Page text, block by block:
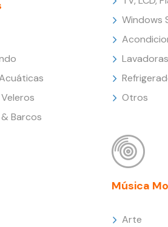
Barcos
Windows
Otros
Música
Arte